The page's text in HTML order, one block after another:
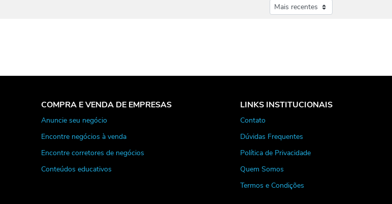
COMPRA E VENDA DE EMPRESAS
Anuncie seu negócio
Encontre negócios à venda
Encontre corretores de negócios
Conteúdos educativos
LINKS INSTITUCIONAIS
Contato
Dúvidas Frequentes
Política de Privacidade
Quem Somos
Termos e Condições